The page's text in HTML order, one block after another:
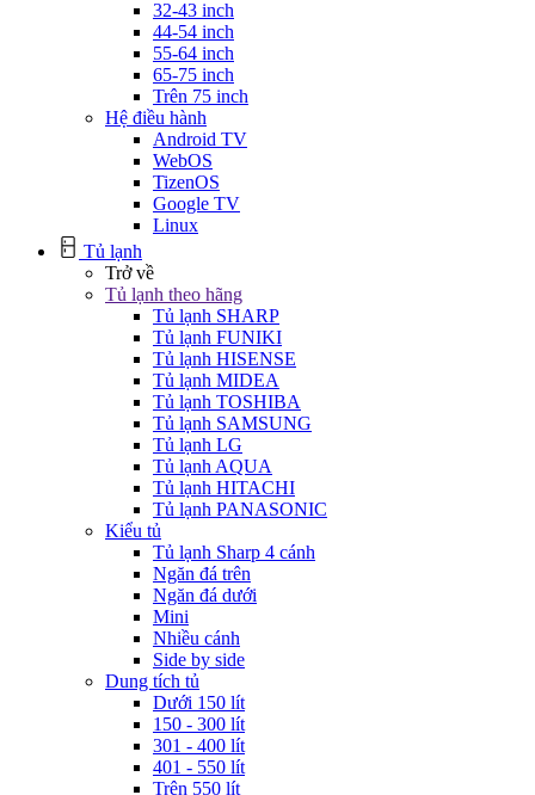
32-43 inch
44-54 inch
55-64 inch
65-75 inch
Trên 75 inch
Hệ điều hành
Android TV
WebOS
TizenOS
Google TV
Linux
Tủ lạnh
Trở về
Tủ lạnh theo hãng
Tủ lạnh SHARP
Tủ lạnh FUNIKI
Tủ lạnh HISENSE
Tủ lạnh MIDEA
Tủ lạnh TOSHIBA
Tủ lạnh SAMSUNG
Tủ lạnh LG
Tủ lạnh AQUA
Tủ lạnh HITACHI
Tủ lạnh PANASONIC
Kiểu tủ
Tủ lạnh Sharp 4 cánh
Ngăn đá trên
Ngăn đá dưới
Mini
Nhiều cánh
Side by side
Dung tích tủ
Dưới 150 lít
150 - 300 lít
301 - 400 lít
401 - 550 lít
Trên 550 lít